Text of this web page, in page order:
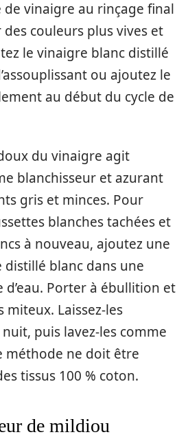
de vinaigre au rinçage final
couleurs plus vives et
le vinaigre blanc distillé
ou ajoutez le
au début du cycle de
du vinaigre agit
blanchisseur et azurant
gris et minces. Pour
blanches tachées et
à nouveau, ajoutez une
distillé blanc dans une
d’eau. Porter à ébullition et
Laissez-les
puis lavez-les comme
méthode ne doit être
tissus 100 % coton.
de mildiou